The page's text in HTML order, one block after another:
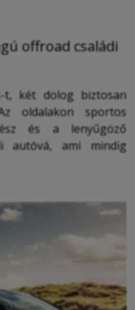
offroad családi
t, két dolog biztosan
oldalakon sportos
és a lenyűgöző
autóvá, ami mindig